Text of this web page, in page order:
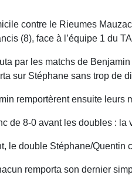
contre le Rieumes
(8), face à l’équipe 1 du
par les matchs de
sur Stéphane sans trop de
remportèrent ensuite leurs
de 8-0 avant les doubles : la
le double Stéphane/Quentin
remporta son dernier